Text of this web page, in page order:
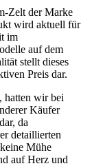
Zelt der Marke
wird aktuell für
im
auf dem
stellt dieses
Preis dar.
hatten wir bei
Käufer
da
detaillierten
Mühe
auf Herz und